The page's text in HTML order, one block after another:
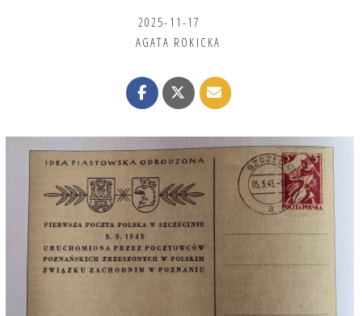
2025-11-17
AGATA ROKICKA